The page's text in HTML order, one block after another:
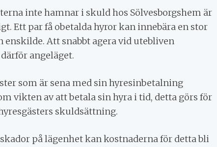
inte hamnar i skuld hos Sölvesborgshem är
Ett par få obetalda hyror kan innebära en stor
enskilde. Att snabbt agera vid utebliven
angeläget.
som är sena med sin hyresinbetalning
vikten av att betala sin hyra i tid, detta görs för
skuldsättning.
på lägenhet kan kostnaderna för detta bli